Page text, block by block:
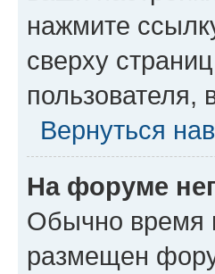
нажмите
сверху
пользователя,
Вернуться
На форуме
Обычно время
размещен